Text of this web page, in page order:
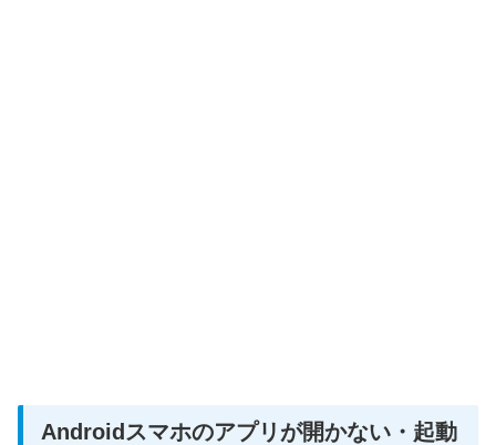
Androidスマホのアプリが開かない・起動